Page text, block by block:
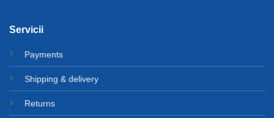
Servicii
Payments
Shipping & delivery
Returns